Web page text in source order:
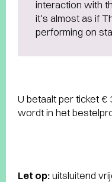
interaction with
it’s almost as if
performing on
U betaalt per ticket
wordt in het
Let op:uitsluitend